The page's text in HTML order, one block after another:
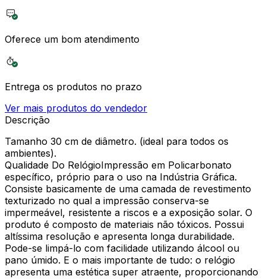
Oferece um bom atendimento
Entrega os produtos no prazo
Ver mais produtos do vendedor
Descrição
Tamanho 30 cm de diâmetro. (ideal para todos os
ambientes).
Qualidade Do RelógioImpressão em Policarbonato
específico, próprio para o uso na Indústria Gráfica.
Consiste basicamente de uma camada de revestimento
texturizado no qual a impressão conserva-se
impermeável, resistente a riscos e a exposição solar. O
produto é composto de materiais não tóxicos. Possui
altíssima resolução e apresenta longa durabilidade.
Pode-se limpá-lo com facilidade utilizando álcool ou
pano úmido. E o mais importante de tudo: o relógio
apresenta uma estética super atraente, proporcionando